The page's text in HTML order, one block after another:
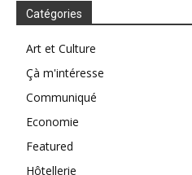
Catégories
Art et Culture
Çà m'intéresse
Communiqué
Economie
Featured
Hôtellerie